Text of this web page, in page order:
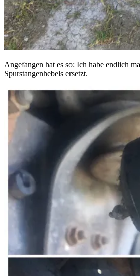
Angefangen hat es so: Ich habe endlich
Spurstangenhebels ersetzt.